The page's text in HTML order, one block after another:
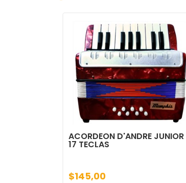
ACORDEON D'ANDRE JUNIOR
17 TECLAS
$145,00